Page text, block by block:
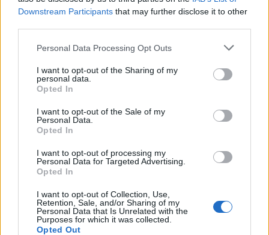
Downstream Participants that may further disclose it to other
Personal Data Processing Opt Outs
I want to opt-out of the Sharing of my
personal data.
Opted In
I want to opt-out of the Sale of my
Personal Data.
Opted In
I want to opt-out of processing my
Personal Data for Targeted Advertising.
Opted In
I want to opt-out of Collection, Use,
Retention, Sale, and/or Sharing of my
Personal Data that Is Unrelated with the
Purposes for which it was collected.
Opted Out